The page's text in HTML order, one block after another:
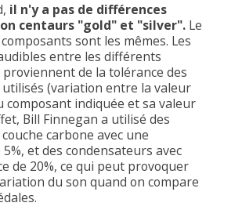
il n'y a pas de différences
centaurs "gold" et "silver".Le
sont les mêmes. Les
entre les différents
de la tolérance des
(variation entre la valeur
composant indiquée et sa valeur
Bill Finnegan a utilisé des
carbone avec une
et des condensateurs avec
de 20%, ce qui peut provoquer
du son quand on compare